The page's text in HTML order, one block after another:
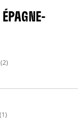
(2)
(1)